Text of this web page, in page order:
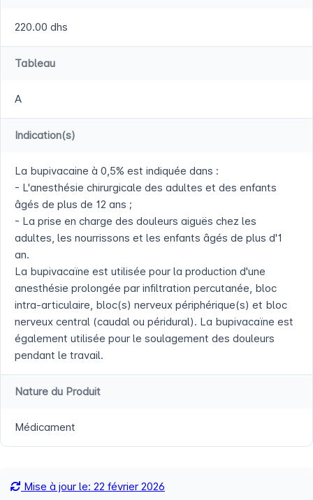
220.00 dhs
Tableau
A
Indication(s)
La bupivacaine à 0,5% est indiquée dans :
- L'anesthésie chirurgicale des adultes et des enfants
âgés de plus de 12 ans ;
- La prise en charge des douleurs aiguës chez les
adultes, les nourrissons et les enfants âgés de plus d'1
an.
La bupivacaïne est utilisée pour la production d'une
anesthésie prolongée par infiltration percutanée, bloc
intra-articulaire, bloc(s) nerveux périphérique(s) et bloc
nerveux central (caudal ou péridural). La bupivacaïne est
également utilisée pour le soulagement des douleurs
pendant le travail.
Nature du Produit
Médicament
Mise à jour le: 22 février 2026